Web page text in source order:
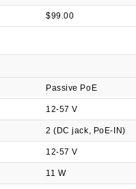
$99.00
Passive PoE
12-57 V
2 (DC jack, PoE-IN)
12-57 V
11 W